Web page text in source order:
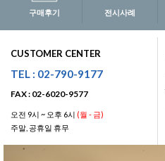
구매후기 전시사례
CUSTOMER CENTER
TEL : 02-790-9177
FAX : 02-6020-9577
오전 9시 ~ 오후 6시 (월 - 금)
주말, 공휴일 휴무